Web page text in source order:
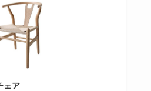
ェア